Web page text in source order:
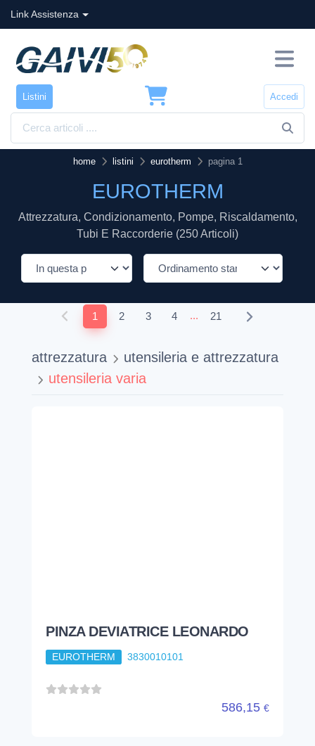
Link Assistenza
Listini Accedi
home listini eurotherm pagina 1
EUROTHERM
Attrezzatura, Condizionamento, Pompe, Riscaldamento,
Tubi E Raccorderie (250 Articoli)
1 2 3 4 ... 21
attrezzatura
utensileria e attrezzatura
utensileria varia
PINZA DEVIATRICE LEONARDO
EUROTHERM 3830010101
586,15 €